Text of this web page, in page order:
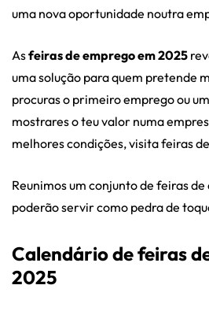
uma nova oportunidade noutra
Asfeiras de emprego em 2025
uma solução para quem pretende
procuras o primeiro emprego ou
mostrares o teu valor numa
melhores condições, visita feiras
Reunimos um conjunto de feiras
poderão servir como pedra de
Calendário de feiras
2025